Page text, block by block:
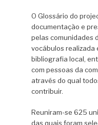
O Glossário do
documentação e
pelas comunidades
vocábulos realizada
bibliografia local,
com pessoas da
através do qual
contribuir.
Reuniram-se 625
das quais foram